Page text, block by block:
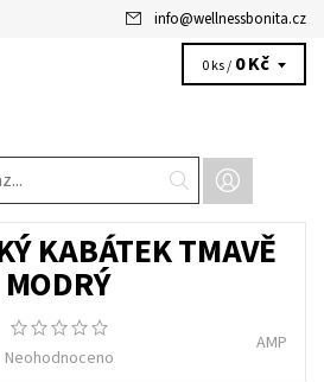
info@wellnessbonita.cz
0 ks / 0 Kč
KABÁTEK TMAVĚ
MODRÝ
Neohodnoceno
AMP